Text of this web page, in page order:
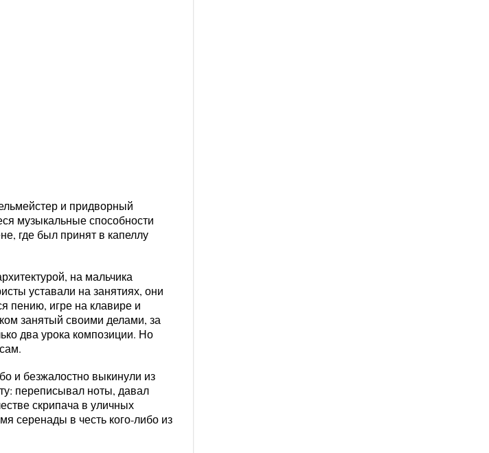
и придворный
музыкальные способности
где был принят в капеллу
на мальчика
уставали на занятиях, они
пению, игре на клавире и
занятый своими делами, за
два урока композиции. Но
и безжалостно выкинули из
переписывал ноты, давал
скрипача в уличных
серенады в честь кого-либо из